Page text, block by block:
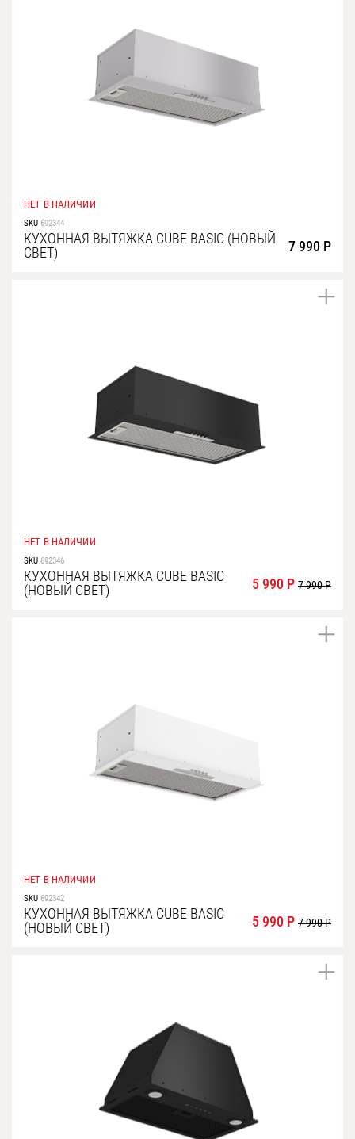
НЕТ В НАЛИЧИИ
SKU 692344
КУХОННАЯ ВЫТЯЖКА CUBE BASIC (НОВЫЙ
СВЕТ)
7 990 Р
НЕТ В НАЛИЧИИ
SKU 692346
КУХОННАЯ ВЫТЯЖКА CUBE BASIC
(НОВЫЙ СВЕТ)
5 990 Р 7 990 Р
НЕТ В НАЛИЧИИ
SKU 692342
КУХОННАЯ ВЫТЯЖКА CUBE BASIC
(НОВЫЙ СВЕТ)
5 990 Р 7 990 Р